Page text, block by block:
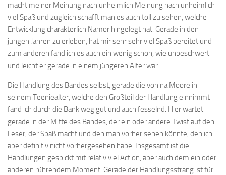
macht meiner Meinung nach unheimlich Meinung nach unheimlich
viel Spaß und zugleich schafft man es auch toll zu sehen, welche
Entwicklung charakterlich Namor hingelegt hat. Gerade in den
jungen Jahren zu erleben, hat mir sehr sehr viel Spaß bereitet und
zum anderen fand ich es auch ein wenig schön, wie unbeschwert
und leicht er gerade in einem jüngeren Alter war.
Die Handlung des Bandes selbst, gerade die von na Moore in
seinem Teeniealter, welche den Großteil der Handlung einnimmt
fand ich durch die Bank weg gut und auch fesselnd. Hier wartet
gerade in der Mitte des Bandes, der ein oder andere Twist auf den
Leser, der Spaß macht und den man vorher sehen könnte, den ich
aber definitiv nicht vorhergesehen habe. Insgesamt ist die
Handlungen gespickt mit relativ viel Action, aber auch dem ein oder
anderen rührendem Moment. Gerade der Handlungsstrang ist für